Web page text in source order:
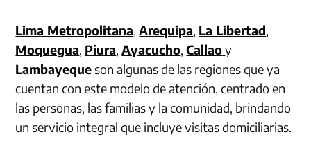
Lima Metropolitana,Arequipa, La Libertad,
Moquegua, Piura,Ayacucho,Callaoy
Lambayequeson algunas de las regiones que ya
cuentan con este modelo de atención, centrado en
las personas, las familias y la comunidad, brindando
un servicio integral que incluye visitas domiciliarias.